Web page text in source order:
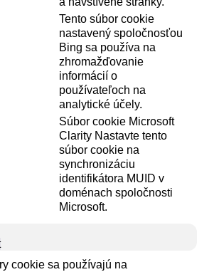
Tento súbor cookie
nastavený spoločnosťou
Bing sa používa na
zhromažďovanie
informácií o
používateľoch na
analytické účely.
Súbor cookie Microsoft
Clarity Nastavte tento
súbor cookie na
synchronizáciu
identifikátora MUID v
doménach spoločnosti
Microsoft.
cookie sa používajú na